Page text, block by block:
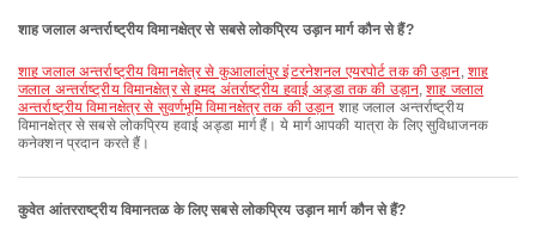
शाह जलाल अन्तर्राष्ट्रीय विमानक्षेत्र से सबसे लोकप्रिय उड़ान मार्ग कौन से हैं?
शाह जलाल अन्तर्राष्ट्रीय विमानक्षेत्र से कुआलालंपुर इंटरनेशनल एयरपोर्ट तक की उड़ान, शाह
जलाल अन्तर्राष्ट्रीय विमानक्षेत्र से हमद अंतर्राष्ट्रीय हवाई अड्डा तक की उड़ान,शाह जलाल
अन्तर्राष्ट्रीय विमानक्षेत्र से सुवर्णभूमि विमानक्षेत्र तक की उड़ान शाह जलाल अन्तर्राष्ट्रीय
विमानक्षेत्र से सबसे लोकप्रिय हवाई अड्डा मार्ग हैं। ये मार्ग आपकी यात्रा के लिए सुविधाजनक
कनेक्शन प्रदान करते हैं।
कुवेत आंतरराष्ट्रीय विमानतळ के लिए सबसे लोकप्रिय उड़ान मार्ग कौन से हैं?